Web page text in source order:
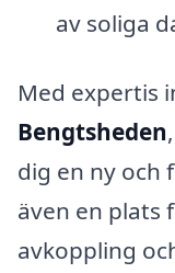
av soliga
Med expertis
Bengtsheden
dig en ny och
även en plats
avkoppling